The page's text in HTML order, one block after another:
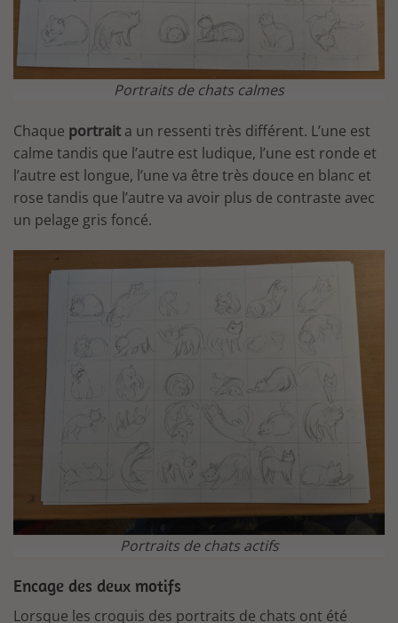
Portraits de chats calmes
Chaque portrait a un ressenti très différent. L’une est
calme tandis que l’autre est ludique, l’une est ronde et
l’autre est longue, l’une va être très douce en blanc et
rose tandis que l’autre va avoir plus de contraste avec
un pelage gris foncé.
Portraits de chats actifs
Encage des deux motifs
Lorsque les croquis des portraits de chats ont été